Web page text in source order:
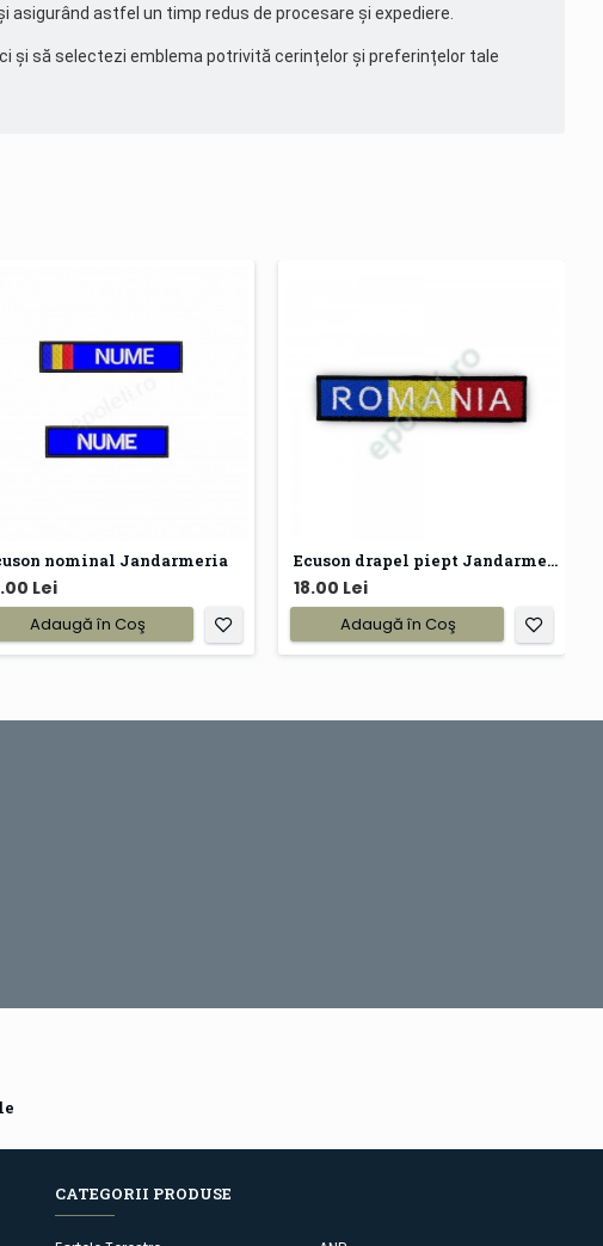
astfel un timp redus de procesare și expediere.
și să selectezi emblema potrivită cerințelor și preferințelor tale
nominal Jandarmeria
Lei
Adaugă în Coş
Ecuson drapel piept Jandarmeria
18.00 Lei
Adaugă în Coş
CATEGORII PRODUSE